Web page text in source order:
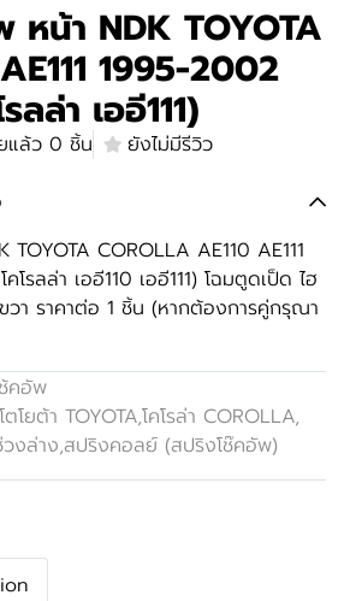
หน้า NDK TOYOTA
1995-2002
ลล่า เออี111)
แล้ว 0 ชิ้น
ยังไม่มีรีวิว
COROLLA AE110 AE111
โรลล่า เออี110 เออี111) โฉมตูดเป็ด ไฮ
วา ราคาต่อ 1 ชิ้น (หากต้องการคู่กรุณา
คอัพ
โตโยต้า TOYOTA,โคโรล่า COROLLA,
วงล่าง,สปริงคอลย์ (สปริงโช๊คอัพ)